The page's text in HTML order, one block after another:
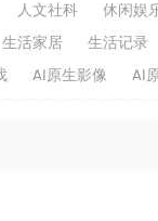
人文社科
休闲娱
生活家居
生活记录
AI原生影像 AI